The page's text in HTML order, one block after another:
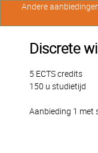
Discrete
5 ECTS credits
150 u studietijd
Aanbieding 1 met
Andere